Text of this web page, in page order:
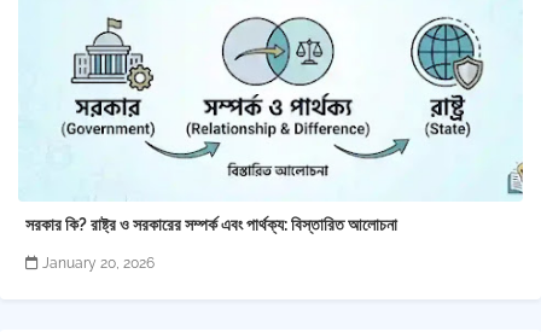
সরকার কি? রাষ্ট্র ও সরকারের সম্পর্ক এবং পার্থক্য: বিস্তারিত আলোচনা
January 20, 2026